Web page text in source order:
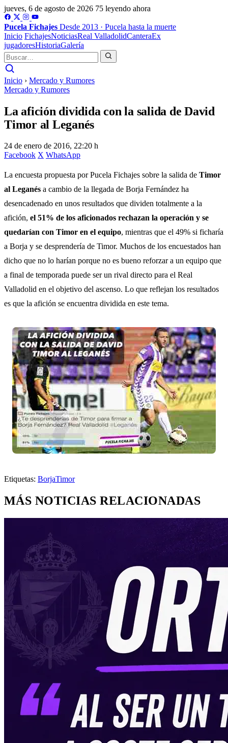
jueves, 6 de agosto de 2026 75 leyendo ahora
Pucela Fichajes Desde 2013 · Pucela hasta la muerte
Inicio FichajesNoticiasReal ValladolidCanteraEx
jugadoresHistoriaGalería
Inicio › Mercado y Rumores
Mercado y Rumores
La afición dividida con la salida de David
Timor al Leganés
24 de enero de 2016, 22:20 h
Facebook X WhatsApp
La encuesta propuesta por Pucela Fichajes sobre la salida de Timor
al Leganés a cambio de la llegada de Borja Fernández ha
desencadenado en unos resultados que dividen totalmente a la
afición, el 51% de los aficionados rechazan la operación y se
quedarían con Timor en el equipo, mientras que el 49% si ficharía
a Borja y se desprendería de Timor. Muchos de los encuestados han
dicho que no lo harían porque no es bueno reforzar a un equipo que
a final de temporada puede ser un rival directo para el Real
Valladolid en el objetivo del ascenso. Lo que reflejan los resultados
es que la afición se encuentra dividida en este tema.
Etiquetas: BorjaTimor
MÁS NOTICIAS RELACIONADAS